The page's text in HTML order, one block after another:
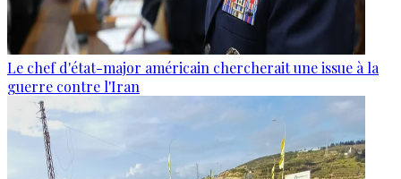
Le chef d'état-major américain chercherait une issue à la
guerre contre l'Iran